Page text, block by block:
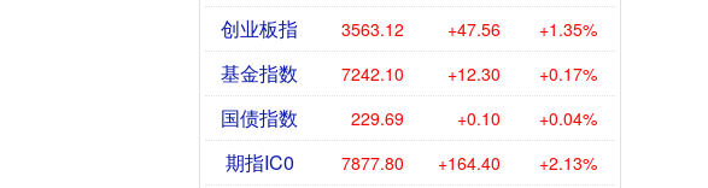
创业板指 3563.12 +47.56 +1.35%
基金指数 7242.10 +12.30 +0.17%
国债指数 229.69 +0.10 +0.04%
期指IC0 7877.80 +164.40 +2.13%